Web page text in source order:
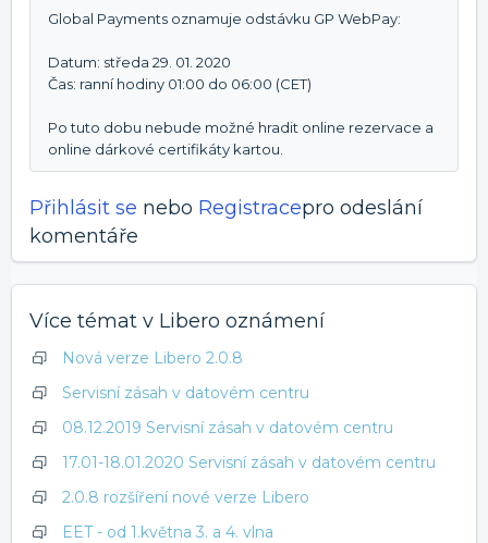
Global Payments oznamuje odstávku GP WebPay:
Datum: středa 29. 01. 2020
Čas: ranní hodiny 01:00 do 06:00 (CET)
Po tuto dobu nebude možné hradit online rezervace a
online dárkové certifikáty kartou.
Přihlásit se nebo Registracepro odeslání
komentáře
Více témat v Libero oznámení
Nová verze Libero 2.0.8
Servisní zásah v datovém centru
08.12.2019 Servisní zásah v datovém centru
17.01-18.01.2020 Servisní zásah v datovém centru
2.0.8 rozšíření nové verze Libero
EET - od 1.května 3. a 4. vlna